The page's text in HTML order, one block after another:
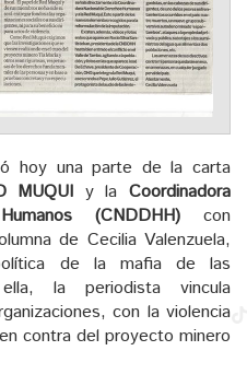
hoy una parte de la carta
MUQUI y la Coordinadora
(CNDDHH)con
de Cecilia Valenzuela,
de la mafia de las
la periodista vincula
con la violencia
contra del proyecto minero